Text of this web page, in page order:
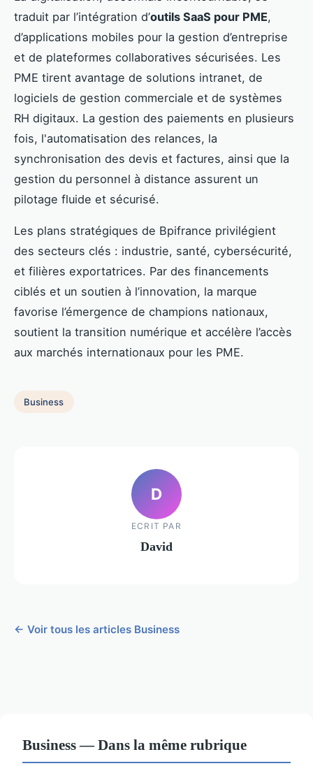
traduit par l’intégration d’outils SaaS pour PME,
d’applications mobiles pour la gestion d’entreprise
et de plateformes collaboratives sécurisées. Les
PME tirent avantage de solutions intranet, de
logiciels de gestion commerciale et de systèmes
RH digitaux. La gestion des paiements en plusieurs
fois, l'automatisation des relances, la
synchronisation des devis et factures, ainsi que la
gestion du personnel à distance assurent un
pilotage fluide et sécurisé.
Les plans stratégiques de Bpifrance privilégient
des secteurs clés : industrie, santé, cybersécurité,
et filières exportatrices. Par des financements
ciblés et un soutien à l’innovation, la marque
favorise l’émergence de champions nationaux,
soutient la transition numérique et accélère l’accès
aux marchés internationaux pour les PME.
Business
D
ECRIT PAR
David
← Voir tous les articles Business
Business — Dans la même rubrique